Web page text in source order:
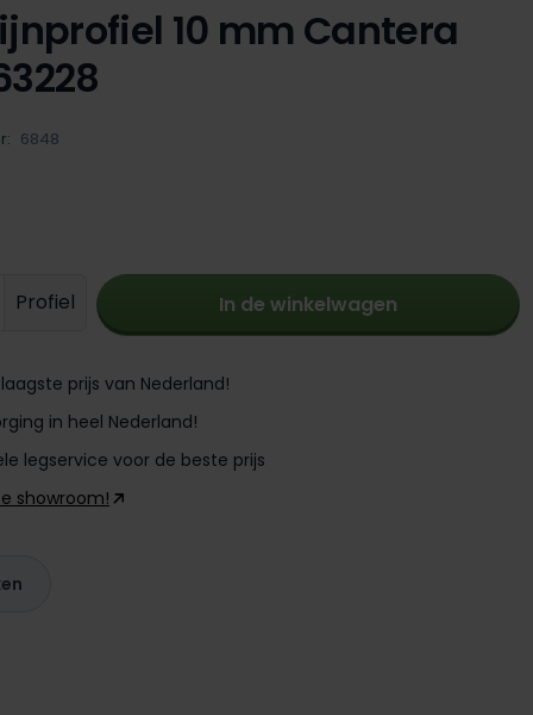
10 mm Cantera
6848
Voer de gewenste
Profiel In de winkelwagen
prijs van Nederland!
in heel Nederland!
legservice voor de beste prijs
showroom!